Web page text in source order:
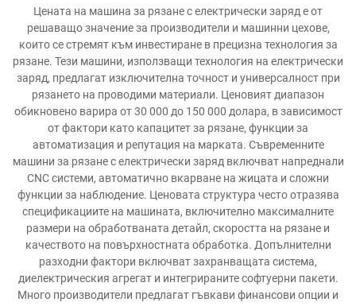
Цената на машина за рязане с електрически заряд е от
решаващо значение за производители и машинни цехове,
които се стремят към инвестиране в прецизна технология за
рязане. Тези машини, използващи технология на електрически
заряд, предлагат изключителна точност и универсалност при
рязането на проводими материали. Ценовият диапазон
обикновено варира от 30 000 до 150 000 долара, в зависимост
от фактори като капацитет за рязане, функции за
автоматизация и репутация на марката. Съвременните
машини за рязане с електрически заряд включват напреднали
СNC системи, автоматично вкарване на жицата и сложни
функции за наблюдение. Ценовата структура често отразява
спецификациите на машината, включително максималните
размери на обработваната детайл, скоростта на рязане и
качеството на повърхностната обработка. Допълнителни
разходни фактори включват захранващата система,
диелектрическия агрегат и интегрираните софтуерни пакети.
Много производители предлагат гъвкави финансови опции и